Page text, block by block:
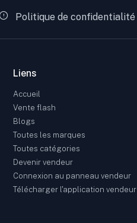
Politique de confidentialité
Liens
Accueil
Vente flash
Blogs
Toutes les marques
Toutes catégories
Devenir vendeur
Connexion au panneau vendeur
Télécharger l'application vendeur